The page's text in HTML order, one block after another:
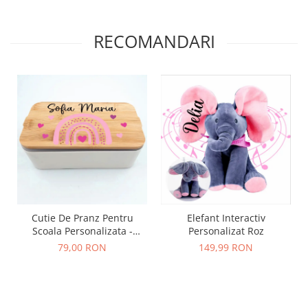
RECOMANDARI
Cutie De Pranz Pentru
Scoala Personalizata -
Curcubeu
79,00 RON
Elefant Interactiv
Personalizat Roz
149,99 RON